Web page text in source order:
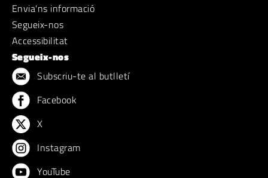
Envia'ns informació
Segueix-nos
Accessibilitat
Segueix-nos
Subscriu-te al butlletí
Facebook
X
Instagram
YouTube